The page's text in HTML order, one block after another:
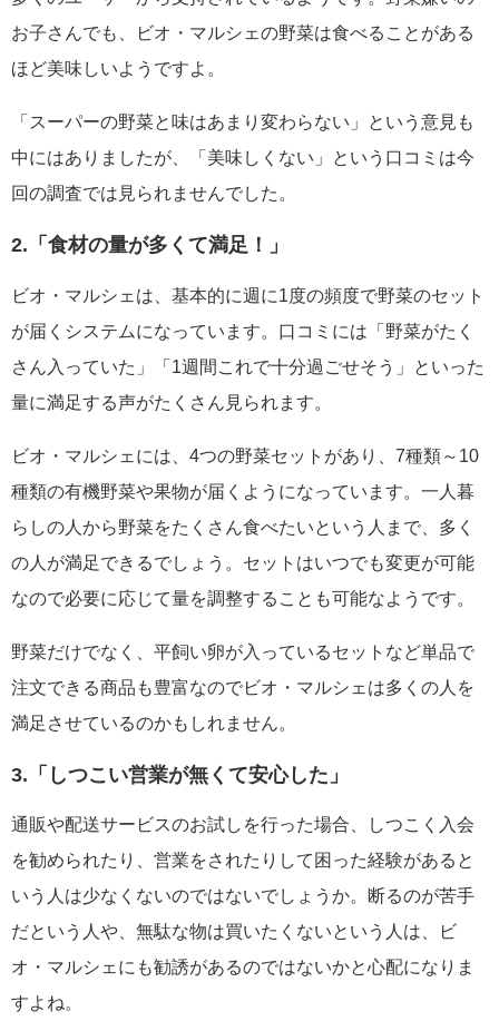
お子さんでも、ビオ・マルシェの野菜は食べることがある
ほど美味しいようですよ。
「スーパーの野菜と味はあまり変わらない」という意見も
中にはありましたが、「美味しくない」という口コミは今
回の調査では見られませんでした。
2.「食材の量が多くて満足！」
ビオ・マルシェは、基本的に週に1度の頻度で野菜のセット
が届くシステムになっています。口コミには「野菜がたく
さん入っていた」「1週間これで十分過ごせそう」といった
量に満足する声がたくさん見られます。
ビオ・マルシェには、4つの野菜セットがあり、7種類～10
種類の有機野菜や果物が届くようになっています。一人暮
らしの人から野菜をたくさん食べたいという人まで、多く
の人が満足できるでしょう。セットはいつでも変更が可能
なので必要に応じて量を調整することも可能なようです。
野菜だけでなく、平飼い卵が入っているセットなど単品で
注文できる商品も豊富なのでビオ・マルシェは多くの人を
満足させているのかもしれません。
3.「しつこい営業が無くて安心した」
通販や配送サービスのお試しを行った場合、しつこく入会
を勧められたり、営業をされたりして困った経験があると
いう人は少なくないのではないでしょうか。断るのが苦手
だという人や、無駄な物は買いたくないという人は、ビ
オ・マルシェにも勧誘があるのではないかと心配になりま
すよね。